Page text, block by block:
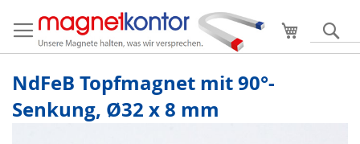
Mein
NdFeB Topfmagnet mit 90°-
Senkung, Ø32 x 8 mm